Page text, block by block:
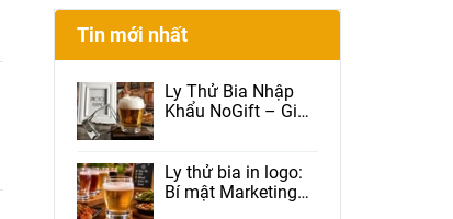
Tin mới nhất
Ly Thử Bia Nhập
Khẩu NoGift – Giải
Dùng
Ly thử bia in logo:
Bí mật Marketing